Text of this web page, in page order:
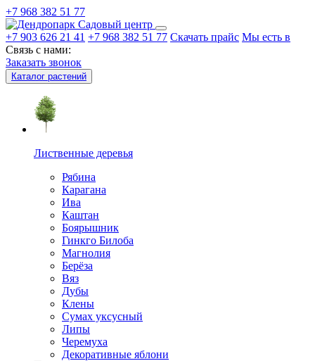
+7 968 382 51 77
Садовый центр
+7 903 626 21 41 +7 968 382 51 77 Скачать прайс Мы есть в
Связь с нами:
Заказать звонок
Каталог растений
Лиственные деревья
Рябина
Карагана
Ива
Каштан
Боярышник
Гинкго Билоба
Магнолия
Берёза
Вяз
Дубы
Клены
Сумах уксусный
Липы
Черемуха
Декоративные яблони